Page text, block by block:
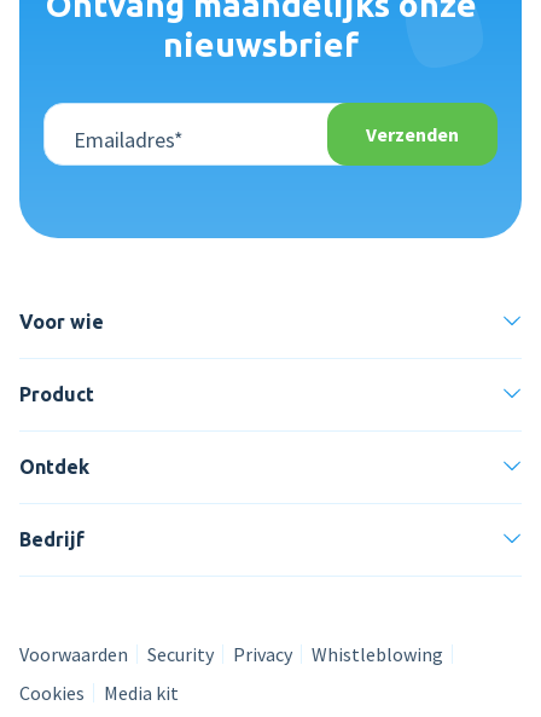
nieuwsbrief
Voor wie
Product
Ontdek
Bedrijf
Voorwaarden Security Privacy
Whistleblowing
Cookies
Media kit